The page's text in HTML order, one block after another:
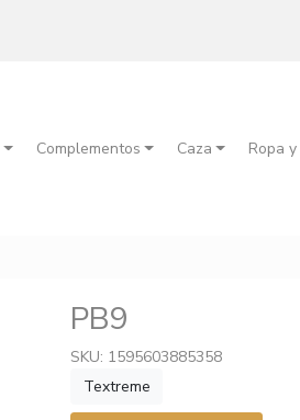
Complementos Caza Ropa
PB9
SKU: 1595603885358
Textreme